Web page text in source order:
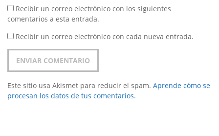
Recibir un correo electrónico con los siguientes
comentarios a esta entrada.
Recibir un correo electrónico con cada nueva entrada.
Este sitio usa Akismet para reducir el spam. Aprende cómo se
procesan los datos de tus comentarios.